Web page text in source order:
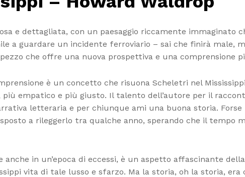
e dettagliata, con un paesaggio riccamente immaginato
a guardare un incidente ferroviario – sai che finirà male,
che offre una nuova prospettiva e una comprensione
è un concetto che risuona Scheletri nel
empatico e più giusto. Il talento dell’autore per il
letteraria e per chiunque ami una buona storia. Forse
a rileggerlo tra qualche anno, sperando che il tempo
in un’epoca di eccessi, è un aspetto affascinante
vita di tale lusso e sfarzo. Ma la storia, oh la storia,